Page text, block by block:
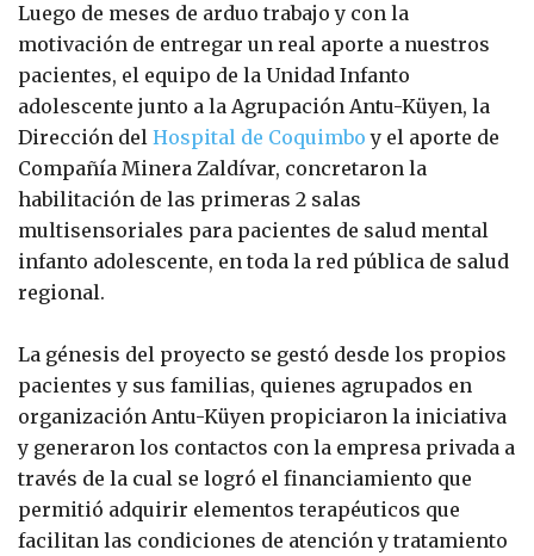
Luego de meses de arduo trabajo y con la
motivación de entregar un real aporte a nuestros
pacientes, el equipo de la Unidad Infanto
adolescente junto a la Agrupación Antu-Küyen, la
Dirección del Hospital de Coquimbo y el aporte de
Compañía Minera Zaldívar, concretaron la
habilitación de las primeras 2 salas
multisensoriales para pacientes de salud mental
infanto adolescente, en toda la red pública de salud
regional.
La génesis del proyecto se gestó desde los propios
pacientes y sus familias, quienes agrupados en
organización Antu-Küyen propiciaron la iniciativa
y generaron los contactos con la empresa privada a
través de la cual se logró el financiamiento que
permitió adquirir elementos terapéuticos que
facilitan las condiciones de atención y tratamiento